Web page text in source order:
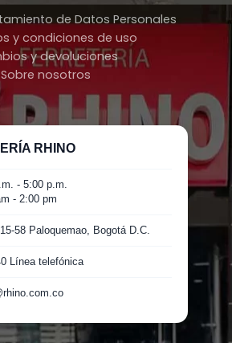
de Datos Personales
y condiciones de uso
y devoluciones
Sobre nosotros
RHINO
- 5:00 p.m.
- 2:00 pm
58 Paloquemao, Bogotá D.C.
Línea telefónica